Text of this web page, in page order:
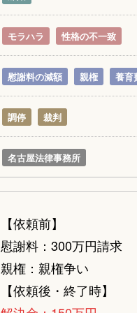
モラハラ 性格の不一致
慰謝料の減額 親権 養育
調停 裁判
名古屋法律事務所
【依頼前】
慰謝料：300万円請求
親権：親権争い
【依頼後・終了時】